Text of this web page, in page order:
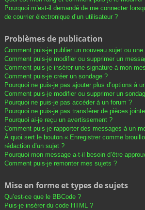
Pourquoi m’est-il demandé de me connecter
de courrier électronique d’un utilisateur ?
Problèmes de publication
Comment puis-je publier un nouveau sujet ou une
Comment puis-je modifier ou supprimer un
Comment puis-je insérer une signature à mon
Comment puis-je créer un sondage ?
Pourquoi ne puis-je pas ajouter plus d’options à
Comment puis-je modifier ou supprimer un
Pourquoi ne puis-je pas accéder à un forum ?
Pourquoi ne puis-je pas transférer de pièces
Pourquoi ai-je reçu un avertissement ?
Comment puis-je rapporter des messages à un
À quoi sert le bouton « Enregistrer comme
rédaction d’un sujet ?
Pourquoi mon message a-t-il besoin d’être
Comment puis-je remonter mes sujets ?
Mise en forme et types de sujets
Qu’est-ce que le BBCode ?
Puis-je insérer du code HTML ?